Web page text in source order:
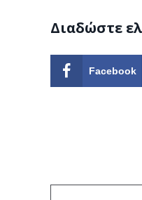
Διαδώστε
Facebook